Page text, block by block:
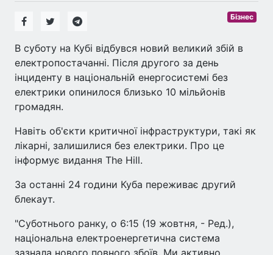
Бізнес
В суботу на Кубі відбувся новий великий збій в
електропостачанні. Після другого за день
інциденту в національній енергосистемі без
електрики опинилося близько 10 мільйонів
громадян.
Навіть об'єкти критичної інфраструктури, такі як
лікарні, залишилися без електрики. Про це
інформує видання The Hill.
За останні 24 години Куба переживає другий
блекаут.
"Суботнього ранку, о 6:15 (19 жовтня, - Ред.),
національна електроенергетична система
зазнала нового повного збоїв. Ми активно